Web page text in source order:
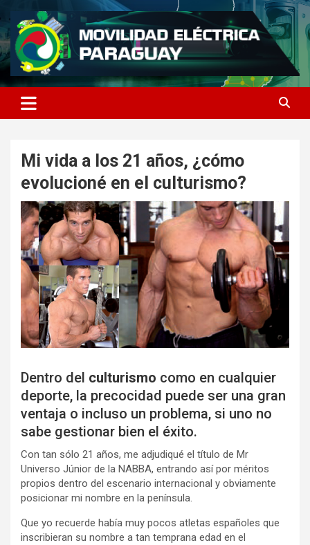
al
contenido
MOVILIDAD ELECTRICA
PARAGUAY
Mi vida a los 21 años, ¿cómo
evolucioné en el culturismo?
Dentro del culturismo como en cualquier
deporte, la precocidad puede ser una gran
ventaja o incluso un problema, si uno no
sabe gestionar bien el éxito.
Con tan sólo 21 años, me adjudiqué el título de Mr
Universo Júnior de la NABBA, entrando así por méritos
propios dentro del escenario internacional y obviamente
posicionar mi nombre en la península.
Que yo recuerde había muy pocos atletas españoles que
inscribieran su nombre a tan temprana edad en el